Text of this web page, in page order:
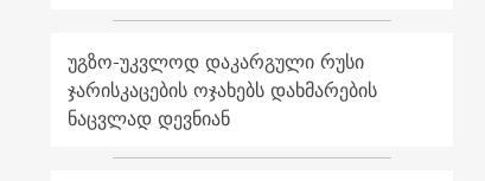
უგზო-უკვლოდ დაკარგული რუსი
ჯარისკაცების ოჯახებს დახმარების
ნაცვლად დევნიან